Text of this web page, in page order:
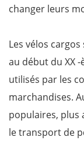
changer leurs
Les vélos
au début du XX
utilisés par les
marchandises.
populaires, plus
le transport de